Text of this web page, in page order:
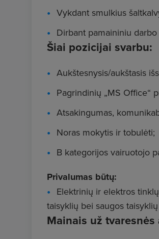
Vykdant smulkius
Dirbant pamaininiu
Šiai pozicijai svarbu:
Aukštesnysis/aukštasis
Pagrindinių „MS Office“
Atsakingumas,
Noras mokytis ir tobulėti;
B kategorijos vairuotojo
Privalumas būtų:
Elektrinių ir elektros
taisyklių bei saugos
Mainais už